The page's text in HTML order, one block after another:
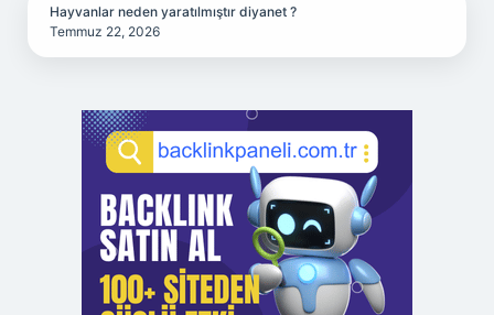
Hayvanlar neden yaratılmıştır diyanet ?
Temmuz 22, 2026